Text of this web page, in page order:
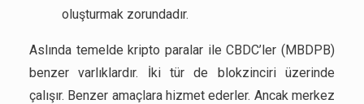
oluşturmak zorundadır.
Aslında temelde kripto paralar ile CBDC’ler (MBDPB)
benzer varlıklardır. İki tür de blokzinciri üzerinde
çalışır. Benzer amaçlara hizmet ederler. Ancak merkez